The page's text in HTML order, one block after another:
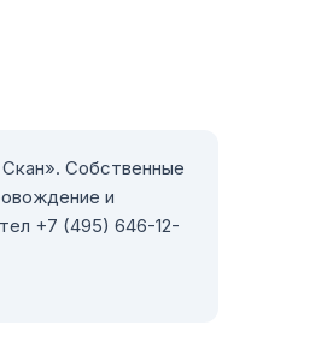
Скан». Собственные
и
+7 (495) 646-12-